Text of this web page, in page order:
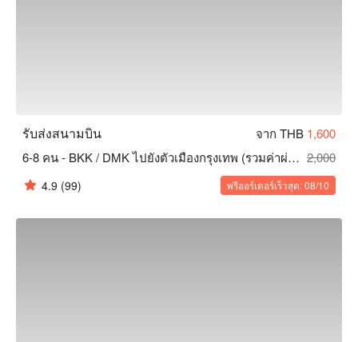
รับส่งสนามบิน จาก THB 1,600
6-8 คน - BKK / DMK ไปยังตัวเมืองกรุงเทพ (รวมค่าผ่านทาง) 2,000
4.9 (99) พรีออร์เดอร์เร็วสุด: 08/10